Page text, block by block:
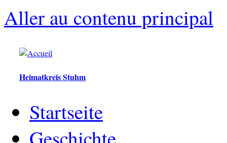
Aller au contenu principal
Heimatkreis Stuhm
Startseite